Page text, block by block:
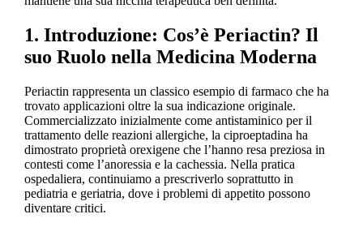
1. Introduzione: Cos’è Periactin? Il
suo Ruolo nella Medicina Moderna
Periactin rappresenta un classico esempio di farmaco che ha
trovato applicazioni oltre la sua indicazione originale.
Commercializzato inizialmente come antistaminico per il
trattamento delle reazioni allergiche, la ciproeptadina ha
dimostrato proprietà orexigene che l’hanno resa preziosa in
contesti come l’anoressia e la cachessia. Nella pratica
ospedaliera, continuiamo a prescriverlo soprattutto in
pediatria e geriatria, dove i problemi di appetito possono
diventare critici.